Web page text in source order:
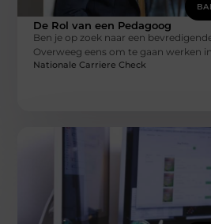
De Rol van een Pedagoog
Ben je op zoek naar een
Overweeg eens om te gaan werken
Nationale Carriere Check